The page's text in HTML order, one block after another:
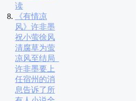
读
《有情凉
风》许非墨
祝小萤徐风
清腐草为萤
凉风至结局_
许非墨要上
任宿州的消
息告诉了所